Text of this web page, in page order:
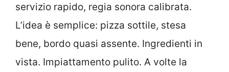
servizio rapido, regia sonora calibrata.
L’idea è semplice: pizza sottile, stesa
bene, bordo quasi assente. Ingredienti in
vista. Impiattamento pulito. A volte la